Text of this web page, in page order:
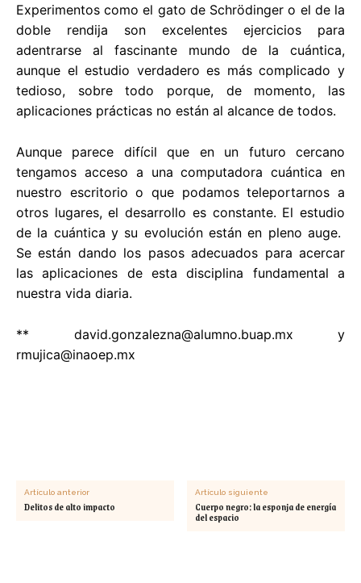
Experimentos como el gato de Schrödinger o el de la
doble rendija son excelentes ejercicios para
adentrarse al fascinante mundo de la cuántica,
aunque el estudio verdadero es más complicado y
tedioso, sobre todo porque, de momento, las
aplicaciones prácticas no están al alcance de todos.
Aunque parece difícil que en un futuro cercano
tengamos acceso a una computadora cuántica en
nuestro escritorio o que podamos teleportarnos a
otros lugares, el desarrollo es constante. El estudio
de la cuántica y su evolución están en pleno auge.
Se están dando los pasos adecuados para acercar
las aplicaciones de esta disciplina fundamental a
nuestra vida diaria.
** david.gonzalezna@alumno.buap.mx y
rmujica@inaoep.mx
Artículo anterior
Delitos de alto impacto
Artículo siguiente
Cuerpo negro: la esponja de energía
del espacio